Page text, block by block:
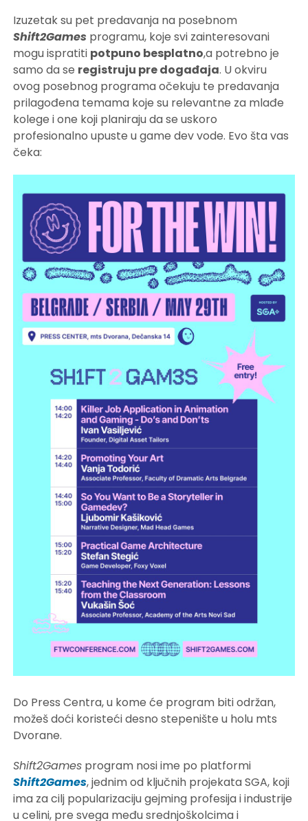
Izuzetak su pet predavanja na posebnom
Shift2Games programu, koje svi zainteresovani
mogu ispratiti potpuno besplatno,a potrebno je
samo da se registruju pre događaja. U okviru
ovog posebnog programa očekuju te predavanja
prilagođena temama koje su relevantne za mlađe
kolege i one koji planiraju da se uskoro
profesionalno upuste u game dev vode. Evo šta vas
čeka:
Do Press Centra, u kome će program biti održan,
možeš doći koristeći desno stepenište u holu mts
Dvorane.
Shift2Games program nosi ime po platformi
Shift2Games, jednim od ključnih projekata SGA, koji
ima za cilj popularizaciju gejming profesija i industrije
u celini, pre svega među srednjoškolcima i